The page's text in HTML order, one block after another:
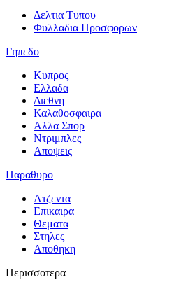
Δελτια Τυπου
Φυλλαδια Προσφορων
Γηπεδο
Κυπρος
Ελλαδα
Διεθνη
Καλαθοσφαιρα
Αλλα Σπορ
Ντριμπλες
Αποψεις
Παραθυρο
Ατζεντα
Επικαιρα
Θεματα
Στηλες
Αποθηκη
Περισσοτερα